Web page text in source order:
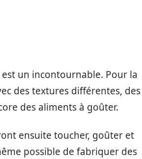
est un incontournable. Pour la
des textures différentes, des
des aliments à goûter.
ensuite toucher, goûter et
possible de fabriquer des